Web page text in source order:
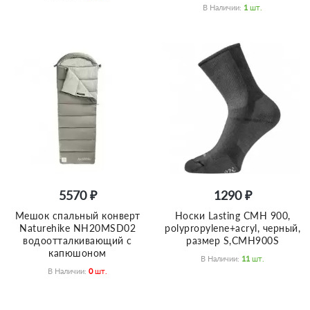
В Наличии: 1 Шт.
5570 ₽
Мешок спальный конверт
Naturehike NH20MSD02
водоотталкивающий с
капюшоном
В Наличии: 0 Шт.
1290 ₽
Носки Lasting CMH 900,
polypropylene+acryl, черный,
размер S,CMH900S
В Наличии: 11 Шт.